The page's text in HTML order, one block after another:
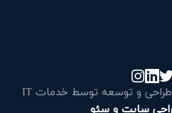
کپی رایت © 2026 - 2024 - طراحی و توسعه توسط خدمات IT
سایت و سئو